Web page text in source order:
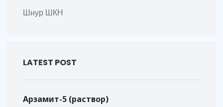
Шнур ШКН
LATEST POST
Арзамит-5 (раствор)